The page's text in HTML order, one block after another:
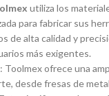
utiliza los
para fabricar sus
de alta calidad y
más exigentes.
ofrece una
desde fresas de